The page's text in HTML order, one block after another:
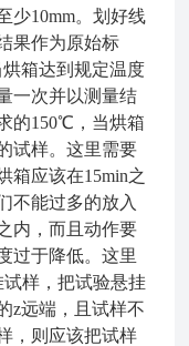
少10mm。划好线
果作为原始标
箱达到规定温度
一次并以测量结
的150℃，当烘箱
试样。这里需要
箱应该在15min之
不能过多的放入
内，而且动作要
过于降低。这里
样，把试验悬挂
z远端，且试样不
，则应该把试样